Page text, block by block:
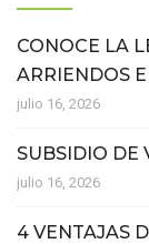
CONOCE LA
ARRIENDOS
julio 16, 2026
SUBSIDIO DE
julio 16, 2026
4 VENTAJAS